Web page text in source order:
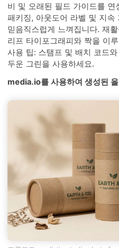
비 및 오래된 필드 가이드를 연
패키징, 아웃도어 라벨 및 지속
믿음직스럽게 느껴집니다. 재
리프 타이포그래피와 짝을 이
사용 팁: 스탬프 및 배치 코드
두운 그린을 사용하세요.
media.io를 사용하여 생성된